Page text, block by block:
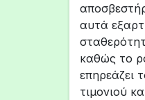
αυτά
καθώς το
επηρεάζει
τιμονιού